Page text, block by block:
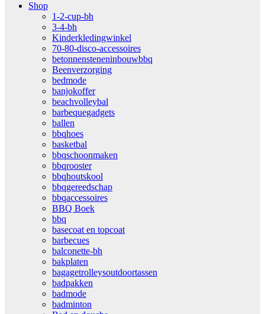
Shop
1-2-cup-bh
3-4-bh
Kinderkledingwinkel
70-80-disco-accessoires
betonnensteneninbouwbbq
Beenverzorging
bedmode
banjokoffer
beachvolleybal
barbequegadgets
ballen
bbqhoes
basketbal
bbqschoonmaken
bbqrooster
bbqhoutskool
bbqgereedschap
bbqaccessoires
BBQ Boek
bbq
basecoat en topcoat
barbecues
balconette-bh
bakplaten
bagagetrolleysoutdoortassen
badpakken
badmode
badminton